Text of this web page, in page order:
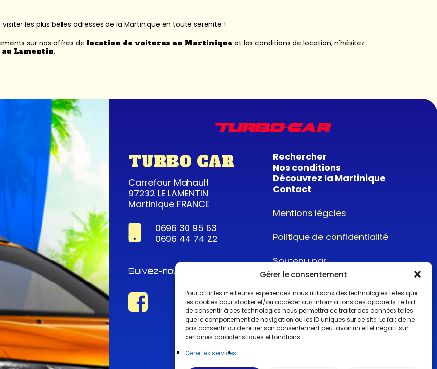
Gérer le consentement
Pour offrir les meilleures expériences, nous utilisons des technologies telles que
les cookies pour stocker et/ou accéder aux informations des appareils. Le fait
de consentir à ces technologies nous permettra de traiter des données telles
que le comportement de navigation ou les ID uniques sur ce site. Le fait de ne
pas consentir ou de retirer son consentement peut avoir un effet négatif sur
certaines caractéristiques et fonctions.
Gérer les services
visiter les plus belles adresses de la Martinique en toute sérénité !
sur nos offres de location de voitures en Martinique et les conditions de location, n'hésitez
au Lamentin.
TURBO CAR
Carrefour Mahault
97232 LE LAMENTIN
Martinique FRANCE
0696 30 95 63
0696 44 74 22
Suivez-nous !
Rechercher
Nos conditions
Découvrez la Martinique
Contact
Mentions légales
Politique de confidentialité
Soutenu par
@2022CopyrightTurboCar